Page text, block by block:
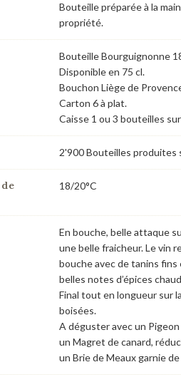
Bouteille préparée à la
propriété.
Bouteille Bourguignonne
Disponible en 75 cl.
Bouchon Liège de
Carton 6 à plat.
Caisse 1 ou 3 bouteilles
2'900 Bouteilles produites
18/20°C
En bouche, belle attaque
une belle fraicheur. Le vin
bouche avec de tanins
belles notes d’épices
Final tout en longueur sur
boisées.
A déguster avec un
un Magret de canard,
un Brie de Meaux garnie